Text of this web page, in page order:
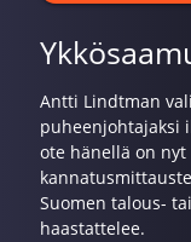
Antti Lindtman
puheenjohtajaksi
ote hänellä on
Suomen talous-
haastattelee.